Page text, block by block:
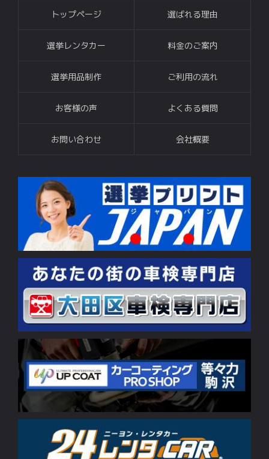
トップページ 選ばれる理由
選挙レンタカー 料金のご案内
選挙用品制作 ご利用の流れ
お客様の声 よくある質問
お問い合わせ 会社概要